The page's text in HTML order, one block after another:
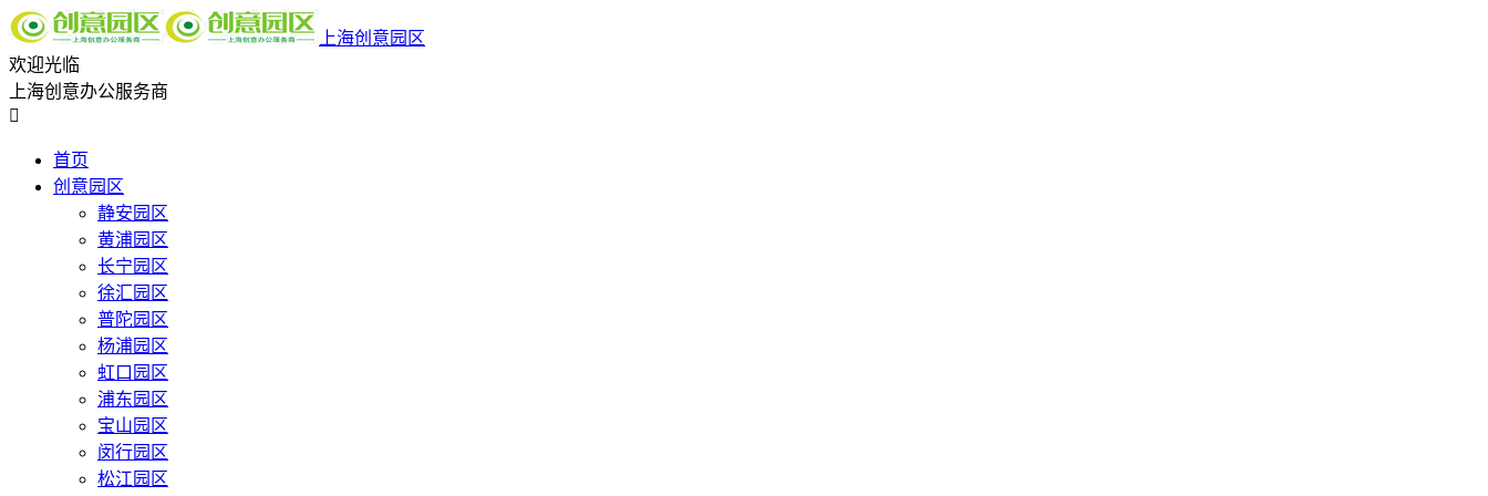
上海创意园区
欢迎光临
上海创意办公服务商

首页
创意园区
静安园区
黄浦园区
长宁园区
徐汇园区
普陀园区
杨浦园区
虹口园区
浦东园区
宝山园区
闵行园区
松江园区